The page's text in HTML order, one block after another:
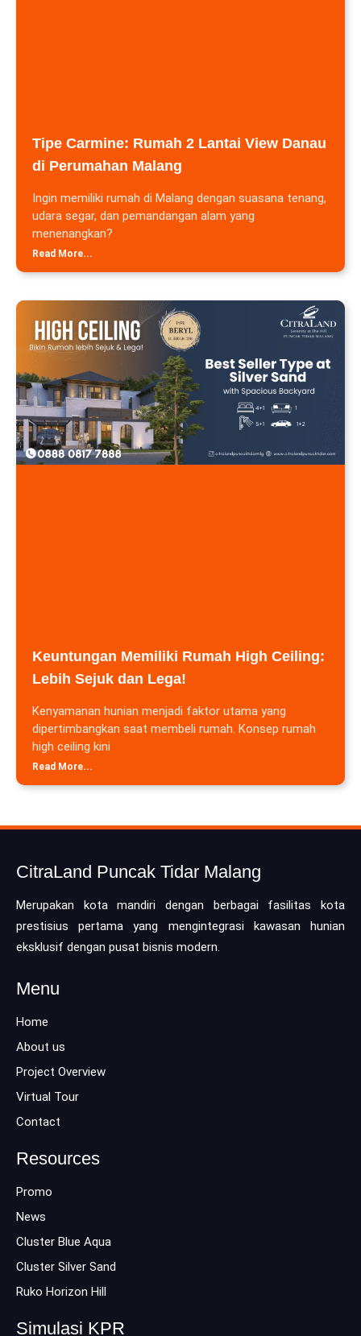
Tipe Carmine: Rumah 2 Lantai View Danau
di Perumahan Malang
Ingin memiliki rumah di Malang dengan suasana tenang,
udara segar, dan pemandangan alam yang
menenangkan?
Read More...
Keuntungan Memiliki Rumah High Ceiling:
Lebih Sejuk dan Lega!
Kenyamanan hunian menjadi faktor utama yang
dipertimbangkan saat membeli rumah. Konsep rumah
high ceiling kini
Read More...
CitraLand Puncak Tidar Malang
Merupakan kota mandiri dengan berbagai fasilitas kota
prestisius pertama yang mengintegrasi kawasan hunian
eksklusif dengan pusat bisnis modern.
Menu
Home
About us
Project Overview
Virtual Tour
Contact
Resources
Promo
News
Cluster Blue Aqua
Cluster Silver Sand
Ruko Horizon Hill
Simulasi KPR